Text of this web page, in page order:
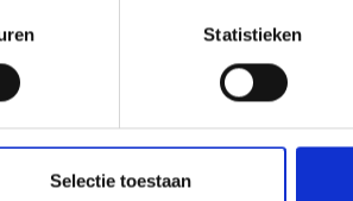
Statistieken
Selectie toestaan
VAN ONZE GRILL MASTERS